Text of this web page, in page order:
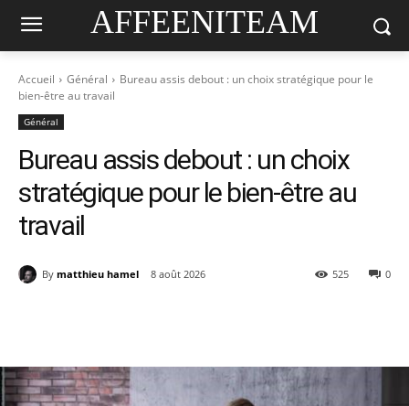
AFFEENITEAM
Accueil Général
Bureau assis debout : un choix stratégique pour le
bien-être au travail
Général
Bureau assis debout : un choix
stratégique pour le bien-être au
travail
By matthieu hamel 8 août 2026 0
525